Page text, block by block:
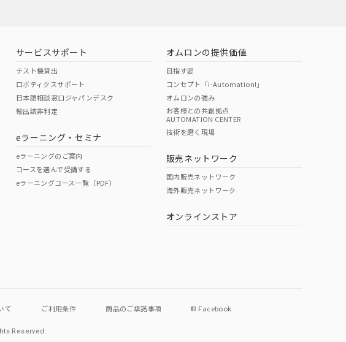
サービスサポート
テスト機貸出
ロボティクスサポート
日本語相談窓口ジャパンデスク
輸出該非判定
eラーニング・セミナ
eラーニングのご案内
コースを選んで受講する
eラーニングコース一覧（PDF）
オムロンの提供価値
目指す姿
コンセプト「i-Automation!」
オムロンの強み
お客様との共創拠点
AUTOMATION CENTER
技術を磨く現場
販売ネットワーク
国内販売ネットワーク
海外販売ネットワーク
オンラインストア
て ご利用条件 商品のご承諾事項 Facebook
Reserved.